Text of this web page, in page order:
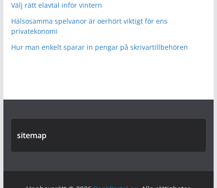
Välj rätt elavtal inför vintern
Hälsosamma spelvanor är oerhört viktigt för ens
privatekonomi
Hur man enkelt sparar in pengar på skrivartillbehören
sitemap